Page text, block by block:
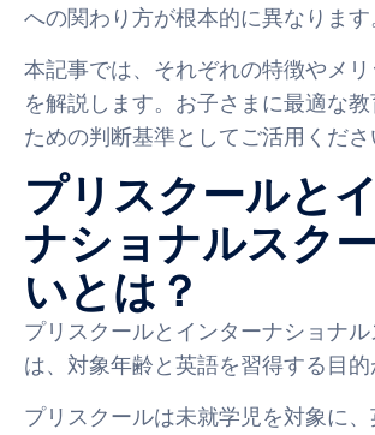
への関わり方が根本的に異なります
本記事では、それぞれの特徴やメ
を解説します。お子さまに最適な
ための判断基準としてご活用くださ
プリスクールと
ナショナルスク
いとは？
プリスクールとインターナショナ
は、対象年齢と英語を習得する目的
プリスクールは未就学児を対象に